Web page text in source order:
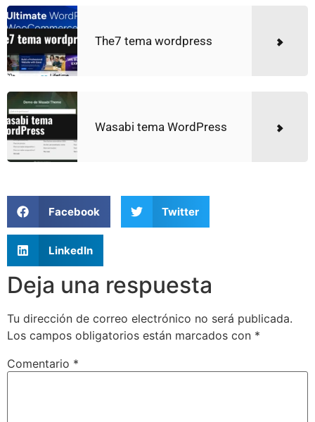
The7 tema wordpress
Wasabi tema WordPress
Facebook Twitter
LinkedIn
Deja una respuesta
Tu dirección de correo electrónico no será publicada.
Los campos obligatorios están marcados con *
Comentario *